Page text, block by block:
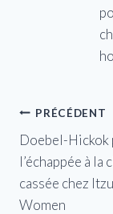
de
l’article
PRÉCÉDENT
Doebel-Hickok
l’échappée à la
cassée chez
Women